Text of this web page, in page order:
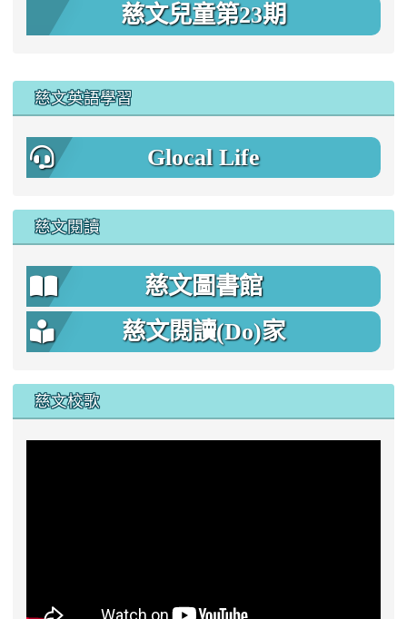
慈文兒童第23期
慈文英語學習
Glocal Life
慈文閱讀
慈文圖書館
慈文閱讀(Do)家
慈文校歌